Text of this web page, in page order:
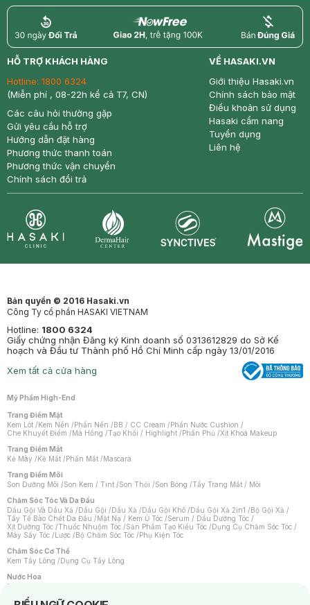
return nowfree price
HỖ TRỢ KHÁCH HÀNG
Hotline: 1800 6324
(Miễn phí , 08-22h kể cả T7, CN)
Các câu hỏi thường gặp
Gửi yêu cầu hỗ trợ
Hướng dẫn đặt hàng
Phương thức thanh toán
Phương thức vận chuyển
Chính sách đổi trả
VỀ HASAKI.VN
Giới thiệu Hasaki.vn
Chính sách bảo mật
Điều khoản sử dụng
Hasaki cẩm nang
Tuyển dụng
Liên hệ
Bản quyền © 2016 Hasaki.vn
Công Ty cổ phần HASAKI VIETNAM
Hotline: 1800 6324
Giấy chứng nhận Đăng ký Kinh doanh số 0313612829 do Sở Kế
hoạch và Đầu tư Thành phố Hồ Chí Minh cấp ngày 13/01/2016
Xem tất cả cửa hàng
Mỹ Phẩm High-End
Trang Điểm Mặt
Kem Lót /Kem Nền /Phấn Nền /BB / CC Cream /Phấn Nước Cushion /
Che Khuyết Điểm /Má Hồng /Tạo Khối / Highlight /Phấn Phủ /Xịt Khoá Makeup
Trang Điểm Mắt
Kẻ Mày /Kẻ Mắt /Phấn Mắt /Mascara
Trang Điểm Môi
Son Dưỡng Môi /Son Kem / Tint /Son Thỏi /Son Bóng /Tẩy Trang Mắt / Môi
Chăm Sóc Tóc Và Da Đầu
Dầu Gội Và Dầu Xả /Dầu Gội /Dầu Xả /Dầu Gội Khô /Dầu Gội Xả 2in1 /Bộ Gội Xả /
Tẩy Tế Bào Chết Da Đầu /Mặt Nạ / Kem Ủ Tóc /Serum / Dầu Dưỡng Tóc /
Xịt Dưỡng Tóc /Thuốc Nhuộm Tóc /Sản Phẩm Tạo Kiểu Tóc /Dụng Cụ Chăm Sóc Tóc /
Máy Sấy Tóc /Lược /Bộ Chăm Sóc Tóc /Phụ Kiện Tóc
Chăm Sóc Cơ Thể
Kem Tẩy Lông /Dụng Cụ Tẩy Lông
Nước Hoa
Nước Hoa Nữ
Notice about cookies usage